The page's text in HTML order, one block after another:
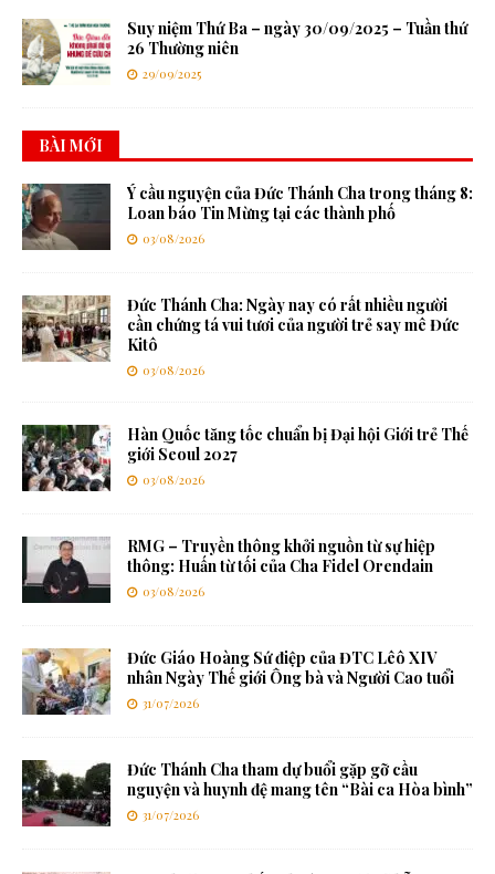
Suy niệm Thứ Ba – ngày 30/09/2025 – Tuần thứ
26 Thường niên
29/09/2025
BÀI MỚI
Ý cầu nguyện của Đức Thánh Cha trong tháng 8:
Loan báo Tin Mừng tại các thành phố
03/08/2026
Đức Thánh Cha: Ngày nay có rất nhiều người
cần chứng tá vui tươi của người trẻ say mê Đức
Kitô
03/08/2026
Hàn Quốc tăng tốc chuẩn bị Đại hội Giới trẻ Thế
giới Seoul 2027
03/08/2026
RMG – Truyền thông khởi nguồn từ sự hiệp
thông: Huấn từ tối của Cha Fidel Orendain
03/08/2026
Đức Giáo Hoàng Sứ điệp của ĐTC Lêô XIV
nhân Ngày Thế giới Ông bà và Người Cao tuổi
31/07/2026
Đức Thánh Cha tham dự buổi gặp gỡ cầu
nguyện và huynh đệ mang tên “Bài ca Hòa bình”
31/07/2026